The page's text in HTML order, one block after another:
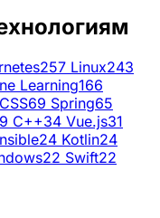
257 Linux243
Learning166
CSS69 Spring65
C++34 Vue.js31
24 Kotlin24
22 Swift22